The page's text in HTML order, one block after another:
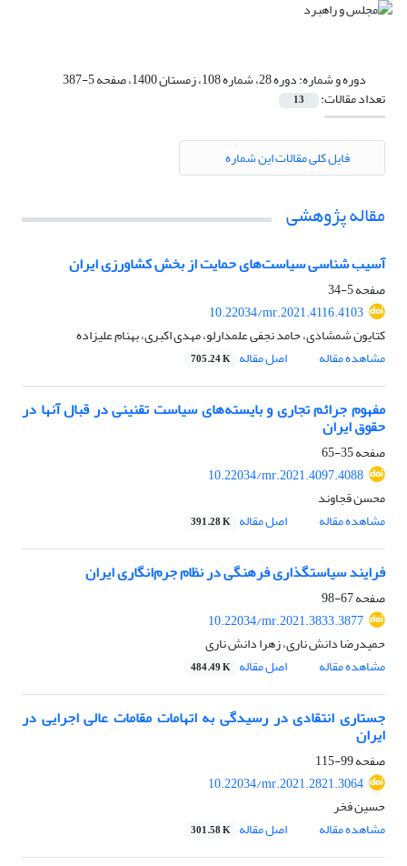
دوره و شماره:دوره 28، شماره 108، زمستان 1400، صفحه 5-387
تعداد مقالات: 13
فایل کلی مقالات این شماره
مقاله پژوهشی
آسیب شناسی سیاست‌‌های حمایت از بخش کشاورزی ایران
صفحه5-34
10.22034/mr.2021.4116.4103
کتایون شمشادی، حامد نجفی علمدارلو، مهدی اکبری، بهنام علیزاده
مشاهده مقاله
اصل مقاله 705.24 K
مفهوم جرائم تجاری و بایسته‌های سیاست تقنینی در قبال آنها در
حقوق ایران
صفحه35-65
10.22034/mr.2021.4097.4088
محسن قجاوند
مشاهده مقاله
اصل مقاله 391.28 K
فرایند سیاستگذاری فرهنگی در نظام جرم‌انگاری ایران
صفحه67-98
10.22034/mr.2021.3833.3877
حمیدرضا دانش ناری، زهرا دانش ناری
مشاهده مقاله
اصل مقاله 484.49 K
جستاری انتقادی در رسیدگی به اتهامات مقامات عالی اجرایی در
ایران
صفحه99-115
10.22034/mr.2021.2821.3064
حسین فخر
مشاهده مقاله
اصل مقاله 301.58 K